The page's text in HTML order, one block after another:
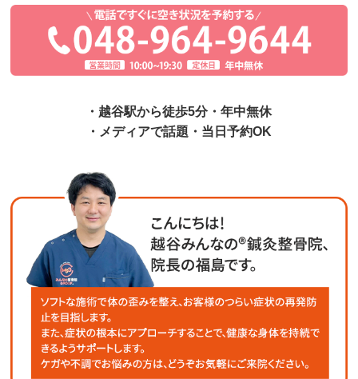
・越谷駅から徒歩5分・年中無休
・メディアで話題・当日予約OK